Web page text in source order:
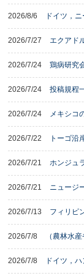
2026/8/6 ドイツ，
2026/7/27 エクアド
2026/7/24 鶏病研究
2026/7/24 投稿規程
2026/7/24 メキシコ
2026/7/22 トーゴ沿
2026/7/21 ホンジュ
2026/7/21 ニュージ
2026/7/13 フィリピ
2026/7/8 （農林水
2026/7/8 ドイツ，